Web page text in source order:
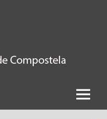
Menu